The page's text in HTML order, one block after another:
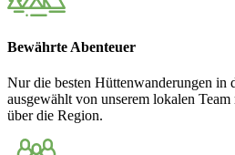
Bewährte Abenteuer
Nur die besten Hüttenwanderungen in
ausgewählt von unserem lokalen
über die Region.